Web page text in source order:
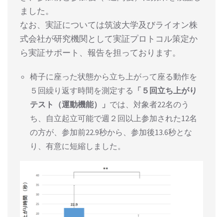
ました。
なお、実証については筑波大学及びライオン株
式会社が研究機関として実証プロトコル策定か
ら実証サポート、報告を担っております。
椅子に座った状態から立ち上がって座る動作を
５回繰り返す時間を測定する 「５回立ち上がり
テスト（運動機能）」 では、対象者22名のう
ち、自立起立可能で週２回以上参加された12名
の方が、参加前22.9秒から、参加後13.6秒とな
り、有意に短縮しました。